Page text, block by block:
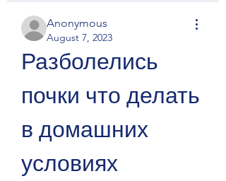
Anonymous
August 7, 2023
Разболелись
почки что делать
в домашних
условиях